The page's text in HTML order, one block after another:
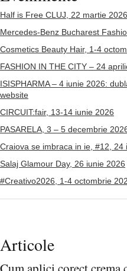
Half is Free CLUJ, 22 martie 2026
Mercedes-Benz Bucharest
Cosmetics Beauty Hair, 1-4
FASHION IN THE CITY – 24
ISISPHARMA – 4 iunie 2026:
website
CIRCUIT:fair, 13-14 iunie 2026
PASARELA, 3 – 5 decembrie
Craiova se imbraca in ie, #12, 24
Salaj Glamour Day, 26 iunie 2026
#Creativo2026, 1-4 octombrie
Articole